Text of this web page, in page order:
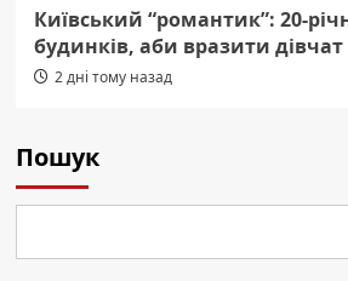
Київський “романтик”: 20-
будинків, аби вразити дівчат
2 дні тому назад
Пошук